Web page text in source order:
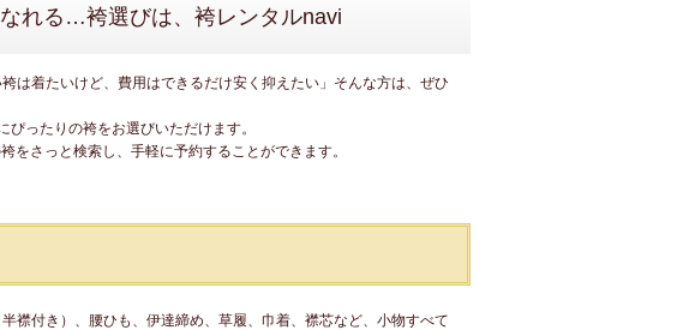
れる…袴選びは、袴レンタルnavi
は着たいけど、費用はできるだけ安く抑えたい」そんな方は、ぜひ
ったりの袴をお選びいただけます。
をさっと検索し、手軽に予約することができます。
襟付き）、腰ひも、伊達締め、草履、巾着、襟芯など、小物すべて